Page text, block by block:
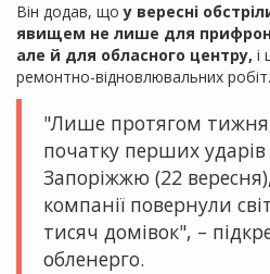
Він додав, щоу вересні
явищем не лише для
але й для обласного центру, і
ремонтно-відновлювальних робіт.
"Лише протягом
початку перших
Запоріжжю (22
компанії повернули
тисяч домівок", –
обленерго.